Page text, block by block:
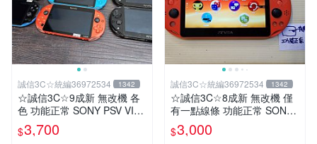
誠信3C☆統編36972534 1342
☆誠信3C☆9成新 無改機 各
色 功能正常 SONY PSV VITA
主機 2000~3000型 二手功能
正常 賣3千5~4千也可用各式
$3,700
誠信3C☆統編36972534 1342
☆誠信3C☆8成新 無改機 僅
有一點線條 功能正常 SONY
PSV VITA 主機 2000 型 二手
功能正常 賣3千 也可用各式
$3,000